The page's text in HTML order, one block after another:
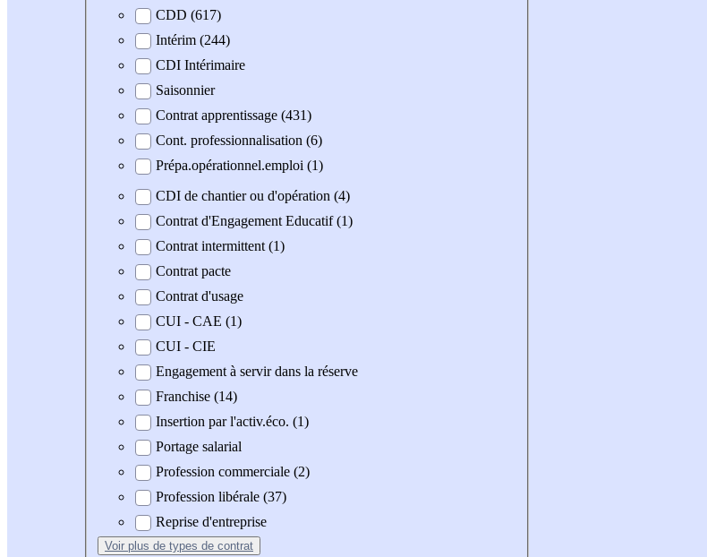
CDD (617)
Intérim (244)
CDI Intérimaire
Saisonnier
Contrat apprentissage (431)
Cont. professionnalisation (6)
Prépa.opérationnel.emploi (1)
CDI de chantier ou d'opération (4)
Contrat d'Engagement Educatif (1)
Contrat intermittent (1)
Contrat pacte
Contrat d'usage
CUI - CAE (1)
CUI - CIE
Engagement à servir dans la réserve
Franchise (14)
Insertion par l'activ.éco. (1)
Portage salarial
Profession commerciale (2)
Profession libérale (37)
Reprise d'entreprise
Voir plus de types de contrat